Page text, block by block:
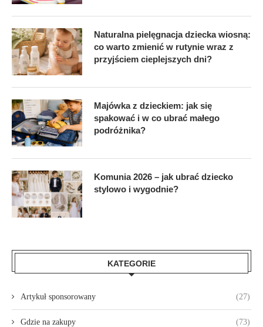
Naturalna pielęgnacja dziecka wiosną:
co warto zmienić w rutynie wraz z
przyjściem cieplejszych dni?
Majówka z dzieckiem: jak się
spakować i w co ubrać małego
podróżnika?
Komunia 2026 – jak ubrać dziecko
stylowo i wygodnie?
KATEGORIE
Artykuł sponsorowany (27)
Gdzie na zakupy (73)